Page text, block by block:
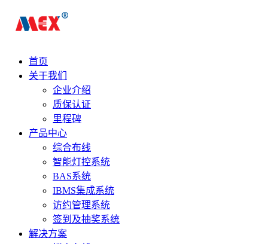
首页
关于我们
企业介绍
质保认证
里程碑
产品中心
综合布线
智能灯控系统
BAS系统
IBMS集成系统
访约管理系统
签到及抽奖系统
解决方案